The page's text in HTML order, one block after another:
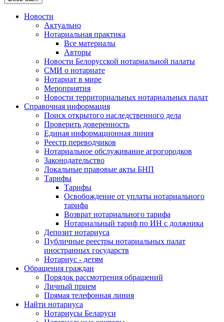
Новости
Актуально
Нотариальная практика
Все материалы
Авторы
Новости Белорусской нотариальной палаты
СМИ о нотариате
Нотариат в мире
Мероприятия
Новости территориальных нотариальных палат
Справочная информация
Поиск открытого наследственного дела
Проверить доверенность
Единая информационная линия
Реестр переводчиков
Нотариальное обслуживание агрогородков
Законодательство
Локальные правовые акты БНП
Тарифы
Тарифы
Освобождение от уплаты нотариального
тарифа
Возврат нотариального тарифа
Нотариальный тариф по ИН с должника
Депозит нотариуса
Публичные реестры нотариальных палат
иностранных государств
Нотариус - детям
Обращения граждан
Порядок рассмотрения обращений
Личный прием
Прямая телефонная линия
Найти нотариуса
Нотариусы Беларуси